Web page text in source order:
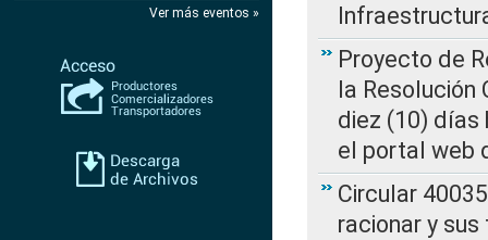
Ver más eventos »
Proyecto de
la Resolución
diez (10) días
el portal web
Circular
racionar y